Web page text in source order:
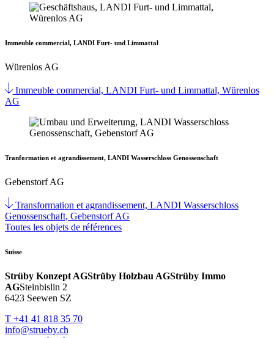
Immeuble commercial, LANDI Furt- und Limmattal
Würenlos AG
Immeuble commercial, LANDI Furt- und Limmattal, Würenlos
AG
Tranformation et agrandissement, LANDI Wasserschloss Genossenschaft
Gebenstorf AG
Transformation et agrandissement, LANDI Wasserschloss
Genossenschaft, Gebenstorf AG
Toutes les objets de références
Suisse
Strüby Konzept AGStrüby Holzbau AGStrüby Immo
AGSteinbislin 2
6423 Seewen SZ
T +41 41 818 35 70
info@strueby.ch